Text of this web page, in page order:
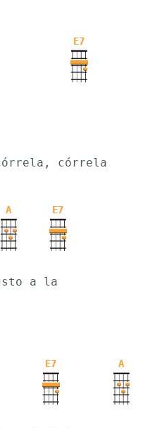
E7
córrela
A E7
a la
E7 A